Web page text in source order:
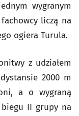
wygranym
liczą na
ogiera Turula.
z udziałem
2000 m
a o wygraną
II grupy na